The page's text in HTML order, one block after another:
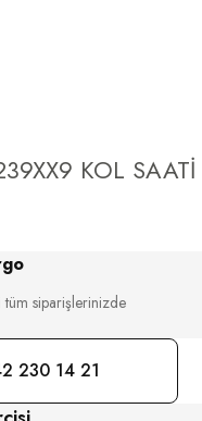
KOL SAATİ
siparişlerinizde
230 14 21